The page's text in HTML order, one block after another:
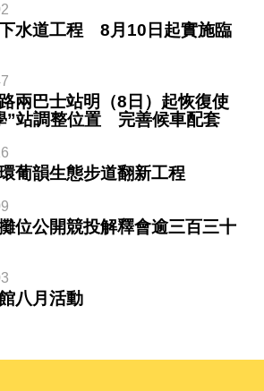
水道工程 8月10日起實施臨
兩巴士站明（8日）起恢復使
站調整位置 完善候車配套
葡韻生態步道翻新工程
位公開競投解釋會逾三百三十
八月活動